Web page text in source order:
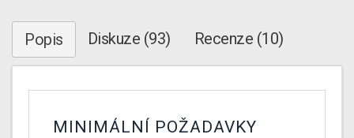
Popis Diskuze (93) Recenze (10)
MINIMÁLNÍ POŽADAVKY